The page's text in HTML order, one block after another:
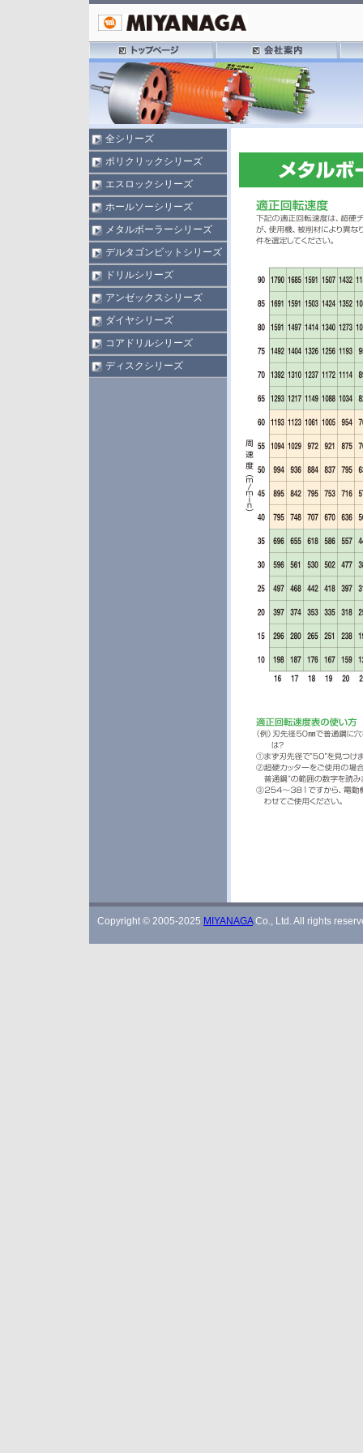
全シリーズ
ポリクリックシリーズ
エスロックシリーズ
ホールソーシリーズ
メタルボーラーシリーズ
デルタゴンビットシリーズ
ドリルシリーズ
アンゼックスシリーズ
ダイヤシリーズ
コアドリルシリーズ
ディスクシリーズ
Copyright © 2005-2025 MIYANAGACo., Ltd. All rights